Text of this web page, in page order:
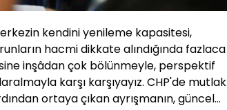
kendini yenileme kapasitesi,
hacmi dikkate alındığında fazlaca
inşâdan çok bölünmeyle, perspektif
karşı karşıyayız. CHP'de mutlak
ortaya çıkan ayrışmanın, güncel...